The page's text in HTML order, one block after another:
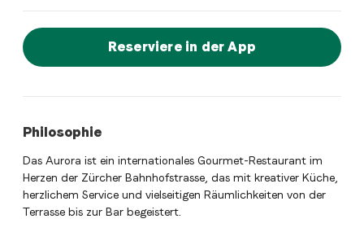
Jetzt sofort einen Tisch
Reserviere in der App
Philosophie
Das Aurora ist ein internationales Gourmet-Restaurant im
Herzen der Zürcher Bahnhofstrasse, das mit kreativer Küche,
herzlichem Service und vielseitigen Räumlichkeiten von der
Terrasse bis zur Bar begeistert.